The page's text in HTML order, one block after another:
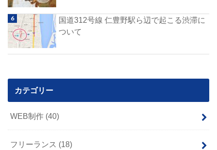
国道312号線 仁豊野駅ら辺で起こる渋滞に
ついて
カテゴリー
WEB制作 (40)
フリーランス (18)